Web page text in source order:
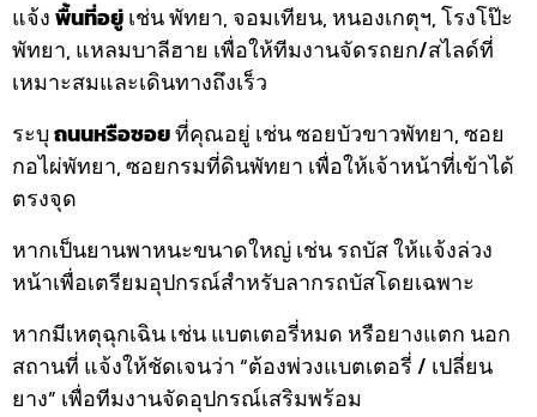
แจ้งพื้นที่อยู่เช่น พัทยา, จอมเทียน, หนองเกตุฯ, โรงโป๊ะ
พัทยา, แหลมบาลีฮาย เพื่อให้ทีมงานจัดรถยก/สไลด์ที่
เหมาะสมและเดินทางถึงเร็ว
ระบุถนนหรือซอยที่คุณอยู่ เช่น ซอยบัวขาวพัทยา, ซอย
กอไผ่พัทยา, ซอยกรมที่ดินพัทยา เพื่อให้เจ้าหน้าที่เข้าได้
ตรงจุด
หากเป็นยานพาหนะขนาดใหญ่ เช่น รถบัส ให้แจ้งล่วง
หน้าเพื่อเตรียมอุปกรณ์สำหรับลากรถบัสโดยเฉพาะ
หากมีเหตุฉุกเฉิน เช่น แบตเตอรี่หมด หรือยางแตก นอก
สถานที่ แจ้งให้ชัดเจนว่า “ต้องพ่วงแบตเตอรี่ / เปลี่ยน
ยาง” เพื่อทีมงานจัดอุปกรณ์เสริมพร้อม